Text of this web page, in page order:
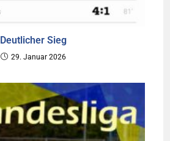
Deutlicher Sieg
29. Januar 2026